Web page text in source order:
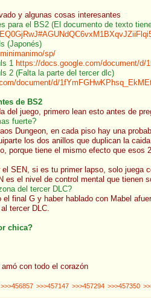
y algunas cosas interesantes
para el BS2 (El documento de texto
(Japonés)
sp/
1
https://docs.google.com/document/d/
2 (Falta la parte del tercer dlc)
document/d/
de BS2
del juego, primero lean esto antes de
fuerte?
Dungeon, en cada piso hay una
los dos anillos que duplican la
porque tiene el mismo efecto que esos
el SEN, si es tu primer lapso, solo
es el nivel de control mental que tienen
del tercer DLC?
el final G y haber hablado con Mabel
tercer DLC.
chica?
con todo el corazón
>>>456857 >>>457147 >>>457294 >>>457350